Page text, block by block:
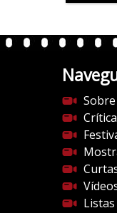
Sobre
Listas